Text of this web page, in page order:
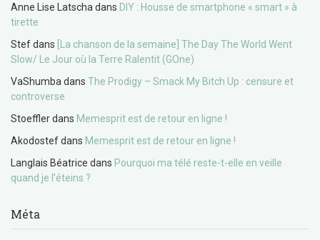
Anne Lise Latscha dans DIY : Housse de smartphone « smart » à
tirette
Stefdans [La chanson de la semaine] The Day The World Went
Slow/ Le Jour où la Terre Ralentit (GOne)
VaShumba dans The Prodigy – Smack My Bitch Up : censure et
controverse
Stoefflerdans Memesprit est de retour en ligne !
Akodostefdans Memesprit est de retour en ligne !
Langlais Béatrice dans Pourquoi ma télé reste-t-elle en veille
quand je l’éteins ?
Méta